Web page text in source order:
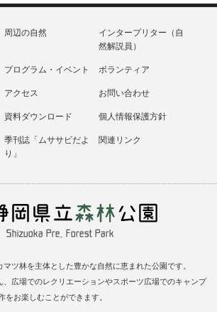
周辺の自然
インタープリター（自
然解説員）
プログラム・イベント ボランティア
アクセス お問い合わせ
資料ダウンロード 個人情報保護方針
季刊誌「ムササビだよ
り」
関連リンク
ツ林を主体とした豊かな自然に恵まれた公園です。
、広場でのレクリエーションやスポーツ広場でのキャンプ
をお楽しむことができます。